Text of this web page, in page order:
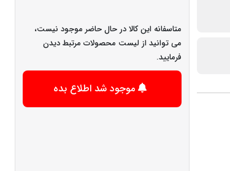
متاسفانه این کالا در حال حاضر موجود نیست،
می توانید از لیست محصولات مرتبط دیدن
فرمایید.
موجود شد اطلاع بده